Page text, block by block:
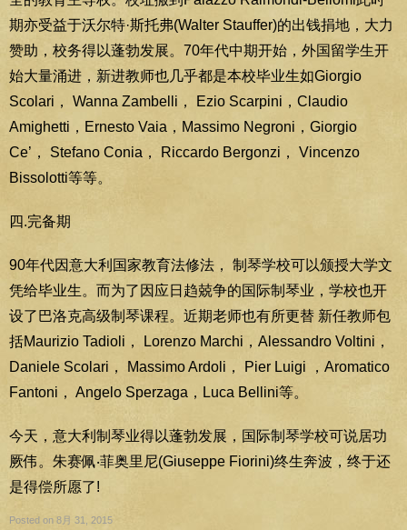
期亦受益于沃尔特·斯托弗(Walter Stauffer)的出钱捐地，大力
赞助，校务得以蓬勃发展。70年代中期开始，外国留学生开
始大量涌进，新进教师也几乎都是本校毕业生如Giorgio
Scolari， Wanna Zambelli， Ezio Scarpini，Claudio
Amighetti，Ernesto Vaia，Massimo Negroni，Giorgio
Ce’， Stefano Conia， Riccardo Bergonzi， Vincenzo
Bissolotti等等。
四.完备期
90年代因意大利国家教育法修法， 制琴学校可以颁授大学文
凭给毕业生。而为了因应日趋兢争的国际制琴业，学校也开
设了巴洛克高级制琴课程。近期老师也有所更替 新任教师包
括Maurizio Tadioli， Lorenzo Marchi，Alessandro Voltini，
Daniele Scolari， Massimo Ardoli， Pier Luigi ，Aromatico
Fantoni， Angelo Sperzaga，Luca Bellini等。
今天，意大利制琴业得以蓬勃发展，国际制琴学校可说居功
厥伟。朱赛佩‧菲奥里尼(Giuseppe Fiorini)终生奔波，终于还
是得偿所愿了!
Posted on 8月 31, 2015